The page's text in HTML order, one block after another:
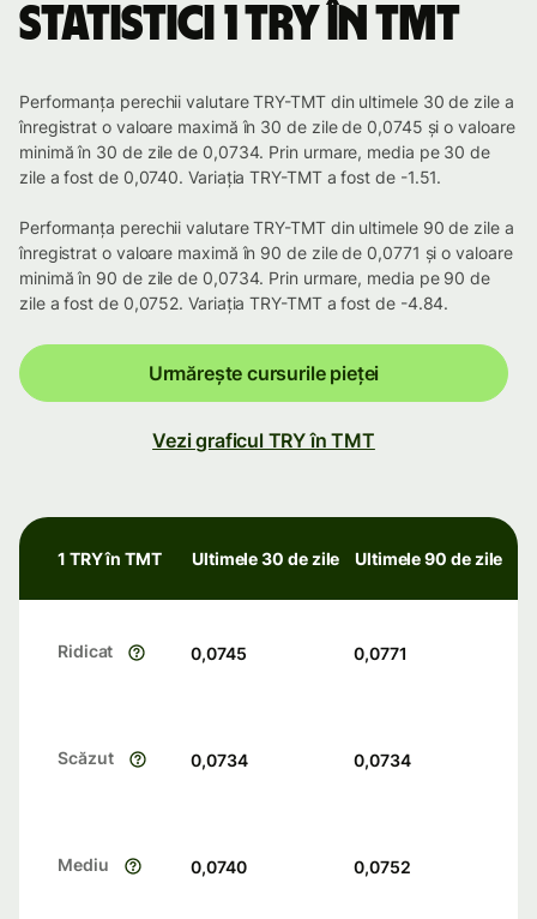
Statistici 1 TRY în TMT
Performanța perechii valutare TRY-TMT din ultimele 30 de zile a
înregistrat o valoare maximă în 30 de zile de 0,0745 și o valoare
minimă în 30 de zile de 0,0734. Prin urmare, media pe 30 de
zile a fost de 0,0740. Variația TRY-TMT a fost de -1.51.
Performanța perechii valutare TRY-TMT din ultimele 90 de zile a
înregistrat o valoare maximă în 90 de zile de 0,0771 și o valoare
minimă în 90 de zile de 0,0734. Prin urmare, media pe 90 de
zile a fost de 0,0752. Variația TRY-TMT a fost de -4.84.
Urmărește cursurile pieței
Vezi graficul TRY în TMT
1 TRY în TMT Ultimele 30 de zile Ultimele 90 de zile
Ridicat 0,0745 0,0771
Scăzut 0,0734 0,0734
Mediu 0,0740 0,0752